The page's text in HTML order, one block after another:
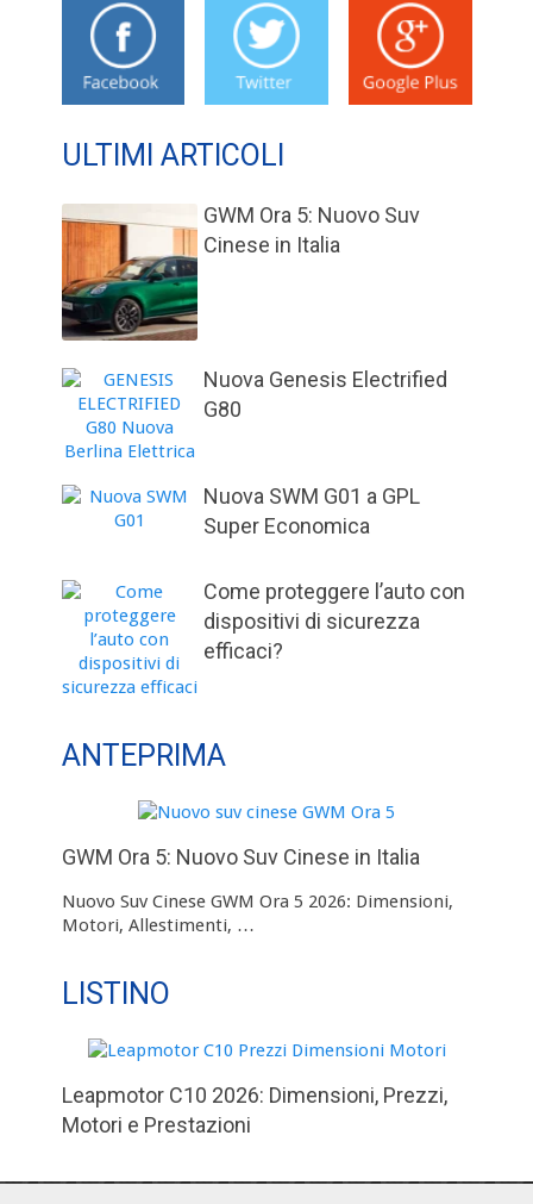
ULTIMI ARTICOLI
GWM Ora 5: Nuovo Suv
Cinese in Italia
Nuova Genesis Electrified
G80
Nuova SWM G01 a GPL
Super Economica
Come proteggere l’auto con
dispositivi di sicurezza
efficaci?
ANTEPRIMA
GWM Ora 5: Nuovo Suv Cinese in Italia
Nuovo Suv Cinese GWM Ora 5 2026: Dimensioni,
Motori, Allestimenti, …
LISTINO
Leapmotor C10 2026: Dimensioni, Prezzi,
Motori e Prestazioni